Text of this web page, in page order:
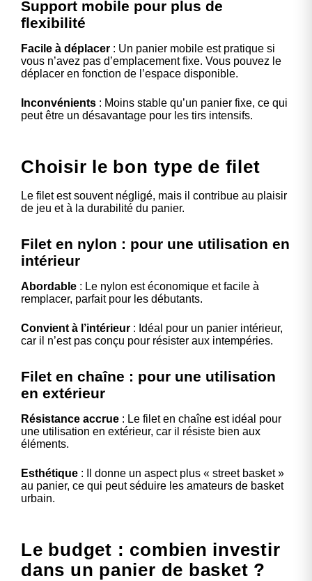
Support mobile pour plus de
flexibilité
Facile à déplacer : Un panier mobile est pratique si
vous n’avez pas d’emplacement fixe. Vous pouvez le
déplacer en fonction de l’espace disponible.
Inconvénients : Moins stable qu’un panier fixe, ce qui
peut être un désavantage pour les tirs intensifs.
Choisir le bon type de filet
Le filet est souvent négligé, mais il contribue au plaisir
de jeu et à la durabilité du panier.
Filet en nylon : pour une utilisation en
intérieur
Abordable : Le nylon est économique et facile à
remplacer, parfait pour les débutants.
Convient à l’intérieur : Idéal pour un panier intérieur,
car il n’est pas conçu pour résister aux intempéries.
Filet en chaîne : pour une utilisation
en extérieur
Résistance accrue : Le filet en chaîne est idéal pour
une utilisation en extérieur, car il résiste bien aux
éléments.
Esthétique : Il donne un aspect plus « street basket »
au panier, ce qui peut séduire les amateurs de basket
urbain.
Le budget : combien investir
dans un panier de basket ?